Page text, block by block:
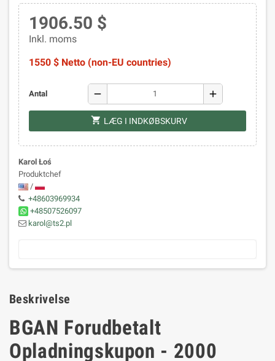
1906.50 $
Inkl. moms
1550 $ Netto (non-EU countries)
Antal remove add
shopping_cart LÆG I INDKØBSKURV
Karol Łoś
Produktchef
/
+48603969934
+48507526097
karol@ts2.pl
Beskrivelse
BGAN Forudbetalt
Opladningskupon - 2000